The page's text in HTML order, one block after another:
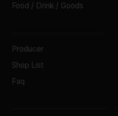
Food / Drink / Goods
Producer
Shop List
Faq